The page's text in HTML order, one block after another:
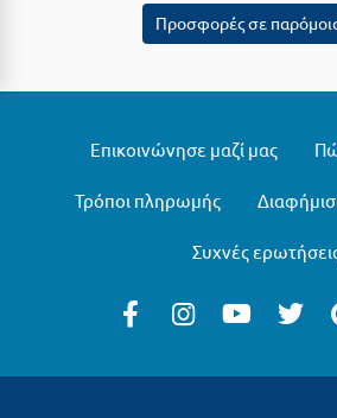
Χερσόνησος Άθως
Χράνοι Μεσσηνίας
Προσφορές σε
Επικοινώνησε μαζί μας
Τρόποι πληρωμής
Συχνές